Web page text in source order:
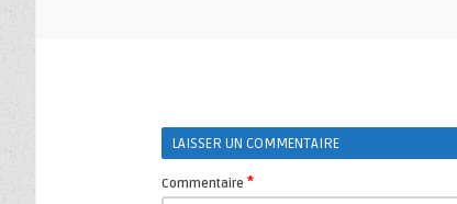
LAISSER UN COMMENTAIRE
Commentaire *